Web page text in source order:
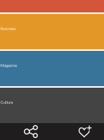
Business
Magazine
Culture